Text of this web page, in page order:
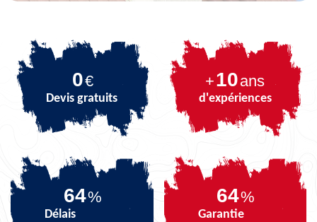
0€
Devis gratuits
+10ans
d'expériences
80%
Délais
80%
Garantie